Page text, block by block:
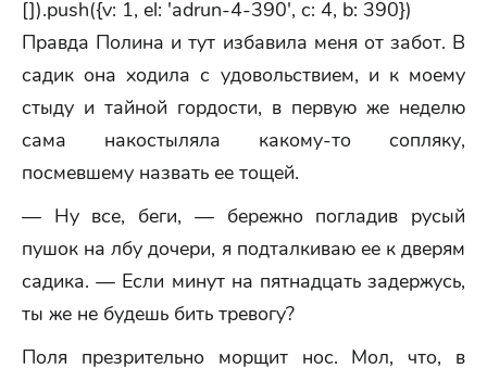
[]).push({v: 1, el: 'adrun-4-390', c: 4, b: 390})
Правда Полина и тут избавила меня от забот. В
садик она ходила с удовольствием, и к моему
стыду и тайной гордости, в первую же неделю
сама накостыляла какому-то сопляку,
посмевшему назвать ее тощей.
— Ну все, беги, — бережно погладив русый
пушок на лбу дочери, я подталкиваю ее к дверям
садика. — Если минут на пятнадцать задержусь,
ты же не будешь бить тревогу?
Поля презрительно морщит нос. Мол, что, в